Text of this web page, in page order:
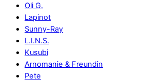
Oli G.
Lapinot
Sunny-Ray
L.I.N.S.
Kusubi
Arnomanie & Freundin
Pete